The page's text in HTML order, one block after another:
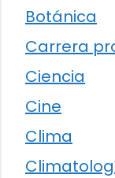
Botánica
Carrera
Ciencia
Cine
Clima